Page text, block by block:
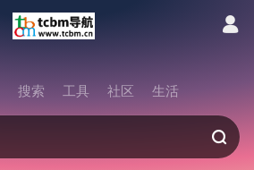
搜索 工具 社区 生活